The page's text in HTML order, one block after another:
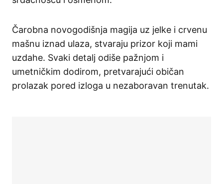
Čarobna novogodišnja magija uz jelke i crvenu
mašnu iznad ulaza, stvaraju prizor koji mami
uzdahe. Svaki detalj odiše pažnjom i
umetničkim dodirom, pretvarajući običan
prolazak pored izloga u nezaboravan trenutak.